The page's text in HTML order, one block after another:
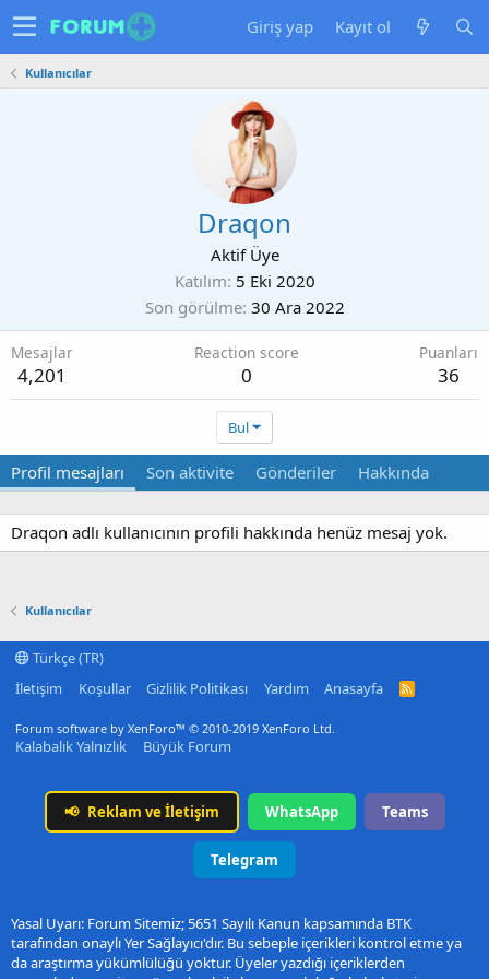
Giriş yap Kayıt ol
Kullanıcılar
Draqon
Aktif Üye
Katılım 5 Eki 2020
Son görülme 30 Ara 2022
Mesajlar
4,201
Reaction score
0
Puanları
36
Bul
Profil mesajları Son aktivite Gönderiler Hakkında
Draqon adlı kullanıcının profili hakkında henüz mesaj yok.
Kullanıcılar
Türkçe (TR)
İletişim
Koşullar Gizlilik Politikası Yardım Anasayfa
R
Forum software by XenForo™ © 2010-2019 XenForo Ltd.
Kalabalık Yalnızlık Büyük Forum
📢 Reklam ve İletişim WhatsApp Teams
Telegram
Yasal Uyarı: Forum Sitemiz; 5651 Sayılı Kanun kapsamında BTK
tarafından onaylı Yer Sağlayıcı'dır. Bu sebeple içerikleri kontrol etme ya
da araştırma yükümlülüğü yoktur. Üyeler yazdığı içeriklerden